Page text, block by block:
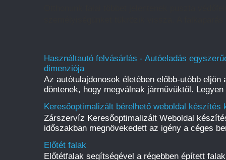
Használtautó felvásárlás - Autóeladás
dimenziója
Az autótulajdonosok életében előbb-utóbb eljön
döntenek, hogy megválnak járművüktől.
Keresőoptimalizált bérelhető weboldal
Zárszervíz Keresőoptimalizált Weboldal
időszakban megnövekedett az igény a céges
Előtét falak
Előtétfalak segítségével a régebben épített